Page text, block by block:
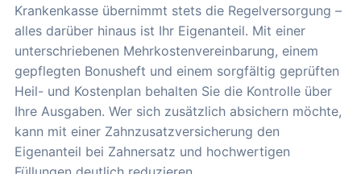
Krankenkasse übernimmt stets die Regelversorgung –
alles darüber hinaus ist Ihr Eigenanteil. Mit einer
unterschriebenen Mehrkostenvereinbarung, einem
gepflegten Bonusheft und einem sorgfältig geprüften
Heil- und Kostenplan behalten Sie die Kontrolle über
Ihre Ausgaben. Wer sich zusätzlich absichern möchte,
kann mit einer Zahnzusatzversicherung den
Eigenanteil bei Zahnersatz und hochwertigen